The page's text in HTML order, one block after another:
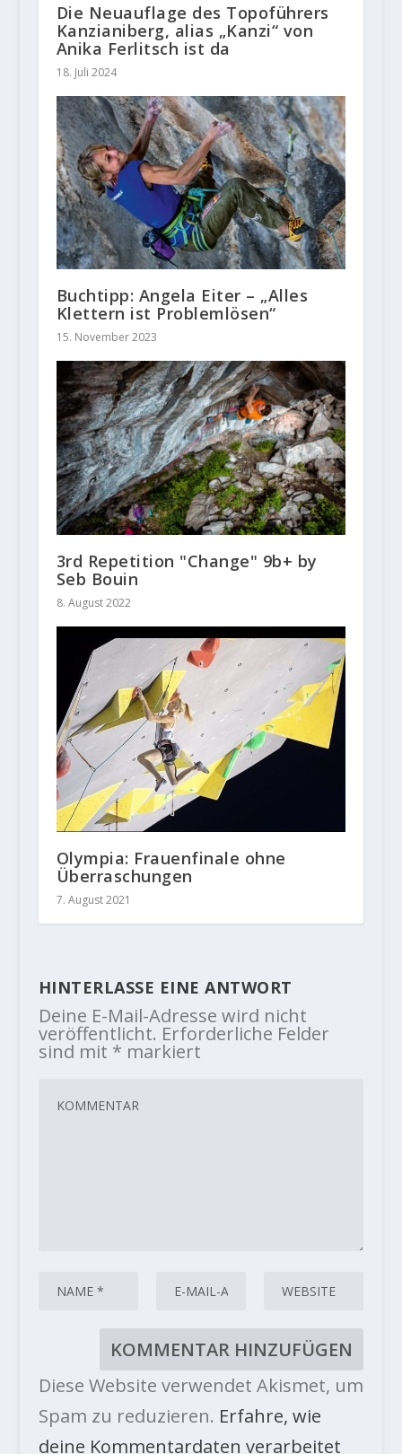
Die Neuauflage des Topoführers
Kanzianiberg, alias „Kanzi“ von
Anika Ferlitsch ist da
18. Juli 2024
Buchtipp: Angela Eiter – „Alles
Klettern ist Problemlösen“
15. November 2023
3rd Repetition "Change" 9b+ by
Seb Bouin
8. August 2022
Olympia: Frauenfinale ohne
Überraschungen
7. August 2021
HINTERLASSE EINE ANTWORT
Deine E-Mail-Adresse wird nicht
veröffentlicht. Erforderliche Felder
sind mit * markiert
Diese Website verwendet Akismet, um
Spam zu reduzieren. Erfahre, wie
deine Kommentardaten verarbeitet